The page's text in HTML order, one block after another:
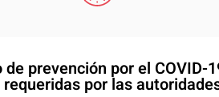
prevención por el COVID-
por las